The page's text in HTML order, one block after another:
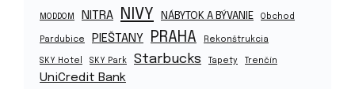
MODDOM NITRA NIVY NÁBYTOK A BÝVANIE Obchod
Pardubice PIEŠTANY PRAHA Rekonštrukcia
SKY Hotel SKY Park Starbucks Tapety Trenčín
UniCredit Bank